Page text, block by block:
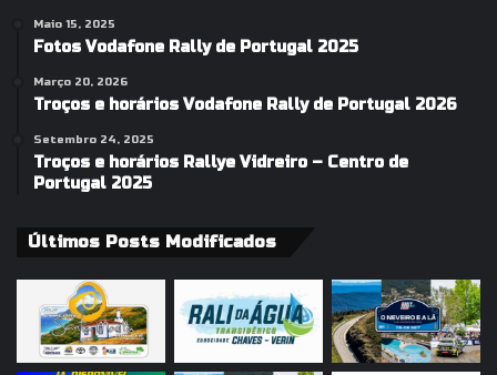
Maio 15, 2025
Fotos Vodafone Rally de Portugal 2025
Março 20, 2026
Troços e horários Vodafone Rally de Portugal 2026
Setembro 24, 2025
Troços e horários Rallye Vidreiro – Centro de
Portugal 2025
Últimos Posts Modificados